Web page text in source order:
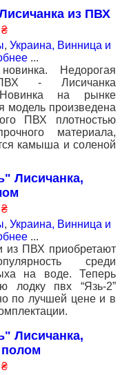
из ПВХ
, Украина, Винница и
...
Недорогая
- Лисичанка
Новинка на рынке
модель произведена
ПВХ плотностью
материала,
камыша и соленой
Лисичанка,
, Украина, Винница и
...
из ПВХ приобретают
среди
на воде. Теперь
лодку пвх “Язь-2”
по лучшей цене и в
Лисичанка,